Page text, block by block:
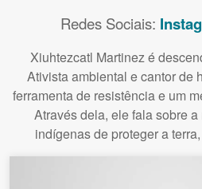
Redes Sociais:
Xiuhtezcatl Martinez é
Ativista ambiental e cantor de
ferramenta de resistência e um
Através dela, ele fala sobre
indígenas de proteger a